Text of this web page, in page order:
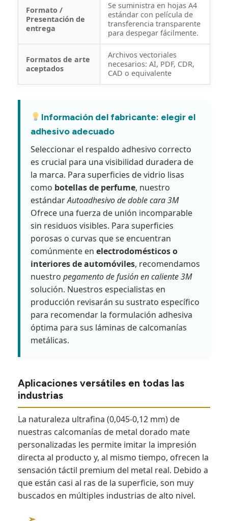
Formato /
Presentación de
entrega
Se suministra en hojas A4
estándar con película de
transferencia transparente
para despegar fácilmente.
Formatos de arte
aceptados
Archivos vectoriales
necesarios: AI, PDF, CDR,
CAD o equivalente
Información del fabricante: elegir el
adhesivo adecuado
Seleccionar el respaldo adhesivo correcto
es crucial para una visibilidad duradera de
la marca. Para superficies de vidrio lisas
como botellas de perfume, nuestro
estándarAutoadhesivo de doble cara 3M
Ofrece una fuerza de unión incomparable
sin residuos visibles. Para superficies
porosas o curvas que se encuentran
comúnmente en electrodomésticos o
interiores de automóviles, recomendamos
nuestro pegamento de fusión en caliente 3M
solución. Nuestros especialistas en
producción revisarán su sustrato específico
para recomendar la formulación adhesiva
óptima para sus láminas de calcomanías
metálicas.
Aplicaciones versátiles en todas las
industrias
La naturaleza ultrafina (0,045-0,12 mm) de
nuestras calcomanías de metal dorado mate
personalizadas les permite imitar la impresión
directa al producto y, al mismo tiempo, ofrecen la
sensación táctil premium del metal real. Debido a
que están casi al ras de la superficie, son muy
buscados en múltiples industrias de alto nivel.